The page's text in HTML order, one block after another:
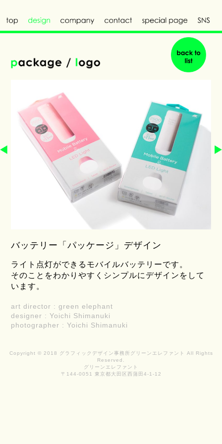
バッテリー「パッケージ」デザイン
ライト点灯ができるモバイルバッテリーです。
そのことをわかりやすくシンプルにデザインをして
います。
art director : green elephant
designer : Yoichi Shimanuki
photographer : Yoichi Shimanuki
Copyright © 2018 グラフィックデザイン事務所グリーンエレファント All Rights
Reserved.
グリーンエレファント
〒144-0051 東京都大田区西蒲田4-1-12